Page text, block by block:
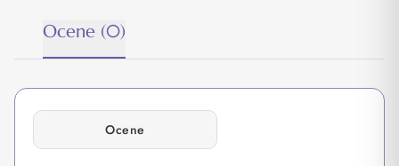
Ocene (0)
Ocene